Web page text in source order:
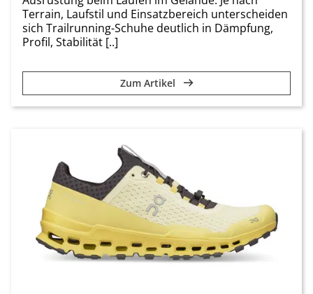
Terrain, Laufstil und Einsatzbereich unterscheiden
sich Trailrunning-Schuhe deutlich in Dämpfung,
Profil, Stabilität [..]
Zum Artikel